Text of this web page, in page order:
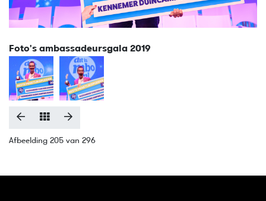
Foto's ambassadeursgala 2019
Afbeelding 205 van 296